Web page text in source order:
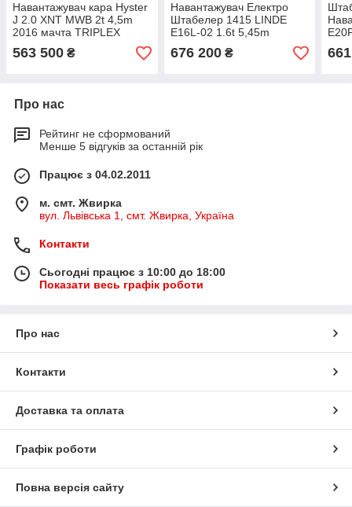
Навантажувач кара Hyster
J 2.0 XNT MWB 2t 4,5m
2016 мачта TRIPLEX
563 500 ₴
Навантажувач Електро
Штабелер 1415 LINDE
E16L-02 1.6t 5,45m
676 200₴
АКБ
Про нас
Рейтинг не сформований
Менше 5 відгуків за останній рік
Працює з 04.02.2011
м. смт. Жвирка
вул. Львівська 1, смт. Жвирка, Україна
Контакти
Сьогодні працює з 10:00 до 18:00
Показати весь графік роботи
Про нас
Контакти
Доставка та оплата
Графік роботи
Повна версія сайту